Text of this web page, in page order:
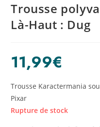
Trousse
Là-Haut : Dug
11,99€
Trousse Karactermania
Pixar
Rupture de stock